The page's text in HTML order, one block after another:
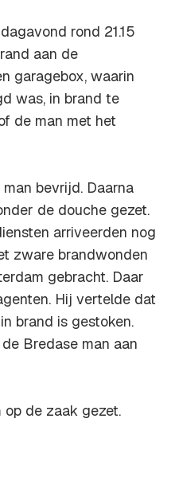
rond 21.15
aan de
garagebox, waarin
was, in brand te
de man met het
bevrijd. Daarna
de douche gezet.
arriveerden nog
zware brandwonden
gebracht. Daar
Hij vertelde dat
brand is gestoken.
Bredase man aan
op de zaak gezet.